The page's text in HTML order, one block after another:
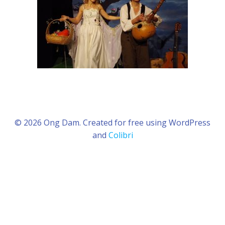
© 2026 Ong Dam. Created for free using WordPress
and Colibri